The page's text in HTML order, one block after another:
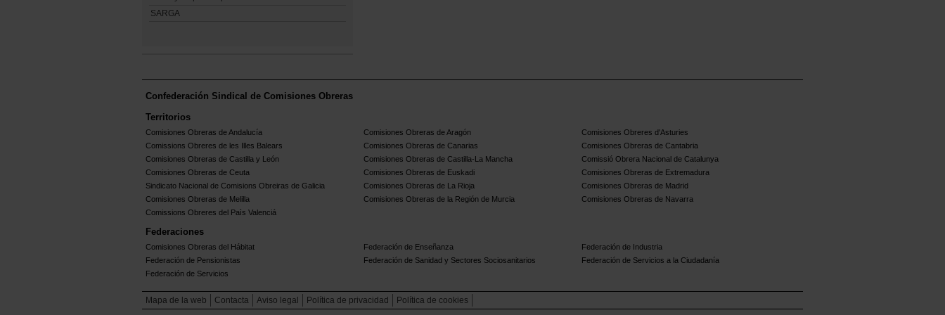
SARGA
Confederación Sindical de Comisiones Obreras
Territorios
Comisiones Obreras de Andalucía Comisiones Obreras de Aragón
Comisiones Obreres d'Asturies
Comissions Obreres de les Illes Balears
Comisiones Obreras de Canarias
Comisiones Obreras de Cantabria
Comisiones Obreras de Castilla y León
Comisiones Obreras de Castilla-La Mancha
Comissió Obrera Nacional de Catalunya
Comisiones Obreras de Ceuta
Comisiones Obreras de Euskadi
Comisiones Obreras de Extremadura
Sindicato Nacional de Comisions Obreiras de Galicia
Comisiones Obreras de La Rioja
Comisiones Obreras de Madrid
Comisiones Obreras de Melilla
Comisiones Obreras de la Región de Murcia
Comisiones Obreras de Navarra
Comissions Obreres del Paìs Valenciá
Federaciones
Comisiones Obreras del Hábitat Federación de Enseñanza
Federación de Industria
Federación de Pensionistas
Federación de Sanidad y Sectores Sociosanitarios
Federación de Servicios a la Ciudadanía
Federación de Servicios
Mapa de la web Contacta Aviso legal Política de privacidad Política de cookies